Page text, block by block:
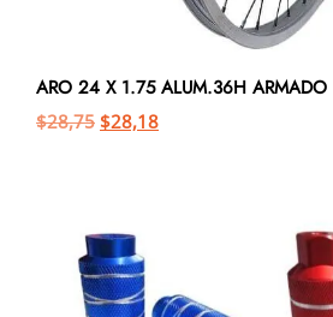
ARO 24 X 1.75 ALUM.36H ARMADO
$28,75 $28,18